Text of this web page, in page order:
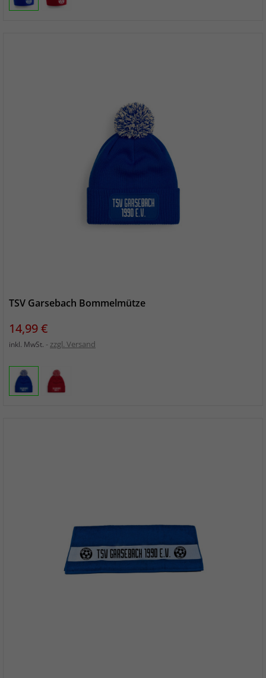
TSV Garsebach Bommelmütze
Preis
14,99 €
inkl. MwSt. zzgl. Versand